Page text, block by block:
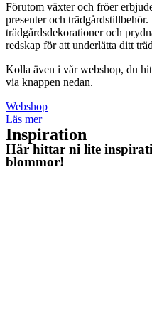
Förutom växter och fröer
presenter och
trädgårdsdekorationer och
redskap för att underlätta ditt
Kolla även i vår webshop, du
via knappen nedan.
Webshop
Läs mer
Inspiration​
Här hittar ni lite
blommor!